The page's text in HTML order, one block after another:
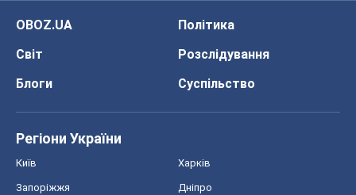
OBOZ.UA
Політика
Світ
Розслідування
Блоги
Суспільство
Регіони України
Київ Харків
Запоріжжя Дніпро